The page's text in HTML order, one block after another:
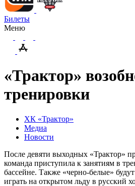
Билеты
Меню
«Трактор»
тренировки
ХК «Трактор»
Медиа
Новости
После девяти выходных «Трактор»
команда приступила к занятиям в
бассейне. Также «черно-белые»
играть на открытом льду в русский